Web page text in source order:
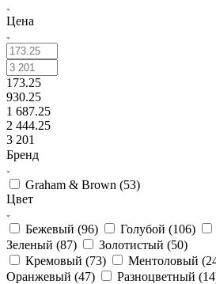
Цена
173.25
930.25
1 687.25
2 444.25
3 201
Бренд
Graham & Brown (53)
Цвет
Бежевый (96) Голубой (106)
Зеленый (87) Золотистый (50)
Кремовый (73) Ментоловый (
Оранжевый (47) Разноцветный (14